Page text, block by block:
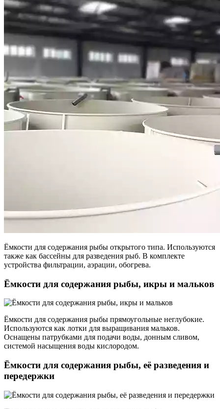
Ёмкости для содержания рыбы открытого типа. Используются
также как бассейны для разведения рыб. В комплекте
устройства фильтрации, аэрации, обогрева.
Ёмкости для содержания рыбы, икры и мальков
Ёмкости для содержания рыбы прямоугольные неглубокие.
Используются как лотки для выращивания мальков.
Оснащены патрубками для подачи воды, донным сливом,
системой насыщения воды кислородом.
Ёмкости для содержания рыбы, её разведения и
передержки